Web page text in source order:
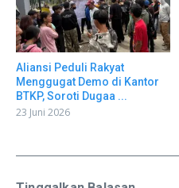
Aliansi Peduli Rakyat
Menggugat Demo di Kantor
BTKP, Soroti Dugaa ...
23 Juni 2026